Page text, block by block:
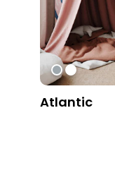
#9fa8ad
#ffffff
Atlantic